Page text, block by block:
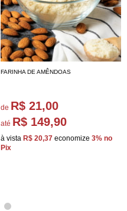
FARINHA DE AMÊNDOAS
de R$ 21,00
até R$ 149,90
à vista R$ 20,37 economize 3% no
Pix